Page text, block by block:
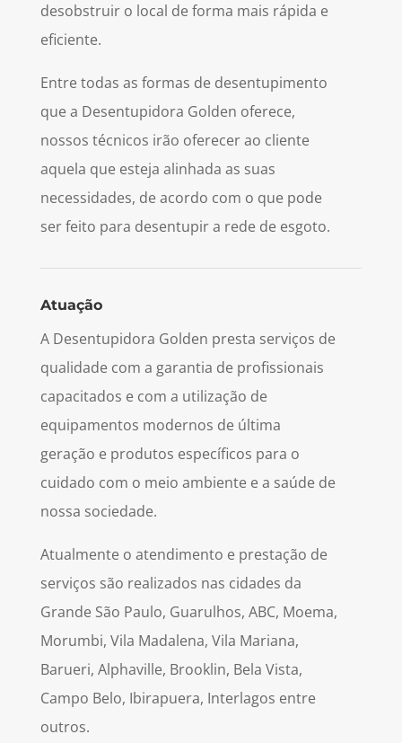
desobstruir o local de forma mais rápida e
eficiente.
Entre todas as formas de desentupimento
que a Desentupidora Golden oferece,
nossos técnicos irão oferecer ao cliente
aquela que esteja alinhada as suas
necessidades, de acordo com o que pode
ser feito para desentupir a rede de esgoto.
Atuação
A Desentupidora Golden presta serviços de
qualidade com a garantia de profissionais
capacitados e com a utilização de
equipamentos modernos de última
geração e produtos específicos para o
cuidado com o meio ambiente e a saúde de
nossa sociedade.
Atualmente o atendimento e prestação de
serviços são realizados nas cidades da
Grande São Paulo, Guarulhos, ABC, Moema,
Morumbi, Vila Madalena, Vila Mariana,
Barueri, Alphaville, Brooklin, Bela Vista,
Campo Belo, Ibirapuera, Interlagos entre
outros.